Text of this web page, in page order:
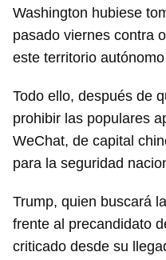
Washington hubiese
pasado viernes contra
este territorio
Todo ello, después de
prohibir las populares
WeChat, de capital
para la seguridad
Trump, quien buscará
frente al precandidato
criticado desde su